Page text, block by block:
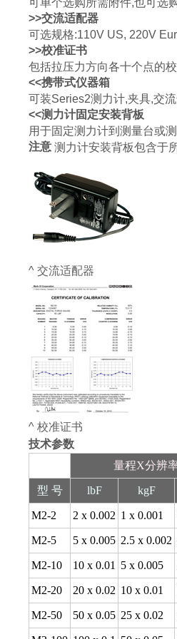
>>交流适配器
可选规格:110V US, 220V
>>校准证书
包括拉压力方向各十个点的
<<携带式仪器箱
可装Series2测力计,夹具,交
<<测力计固定安装背板
用于固定测力计到测量台或
注意 测力计安装背板包含于
^ 交流适配器
^ 校准证书
技术参数
量程X分辨
型 号 lbF kgF
M2-2 2 x 0.002 1 x 0.001
M2-5 5 x 0.005 2.5 x 0.002
M2-10 10 x 0.01 5 x 0.005
M2-20 20 x 0.02 10 x 0.01
M2-50 50 x 0.05 25 x 0.02